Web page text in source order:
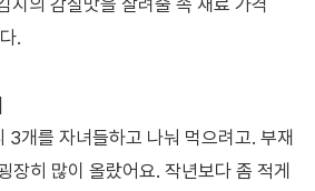
.
개를 자녀들하고 나눠 먹으려고. 부재
장히 많이 올랐어요. 작년보다 좀 적게